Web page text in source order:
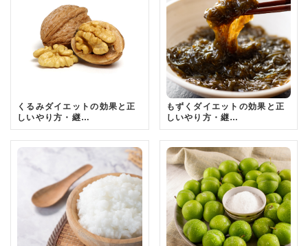
くるみダイエットの効果と正
しいやり方・継…
もずくダイエットの効果と正
しいやり方・継…